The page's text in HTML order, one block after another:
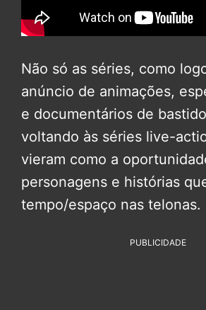
Não só as séries, como
anúncio de animações,
e documentários de
voltando às séries live-
vieram como a
personagens e histórias
tempo/espaço nas telonas.
PUBLICIDADE